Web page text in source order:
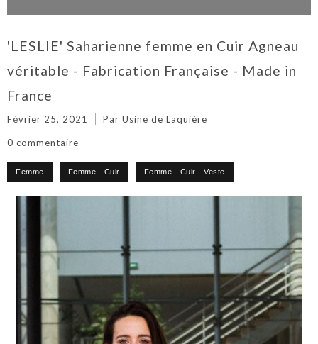
'LESLIE' Saharienne femme en Cuir Agneau
véritable - Fabrication Française - Made in
France
Février 25, 2021 Par Usine de Laquière
0 commentaire